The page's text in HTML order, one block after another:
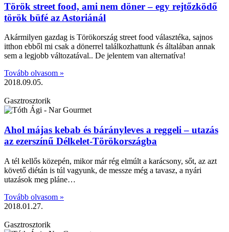
Török street food, ami nem döner – egy rejtőzködő
török büfé az Astoriánál
Akármilyen gazdag is Törökország street food választéka, sajnos
itthon ebből mi csak a dönerrel találkozhattunk és általában annak
sem a legjobb változatával.. De jelentem van alternatíva!
Tovább olvasom »
2018.09.05.
Gasztrosztorik
Ahol májas kebab és bárányleves a reggeli – utazás
az ezerszínű Délkelet-Törökországba
A tél kellős közepén, mikor már rég elmúlt a karácsony, sőt, az azt
követő diétán is túl vagyunk, de messze még a tavasz, a nyári
utazások meg pláne…
Tovább olvasom »
2018.01.27.
Gasztrosztorik